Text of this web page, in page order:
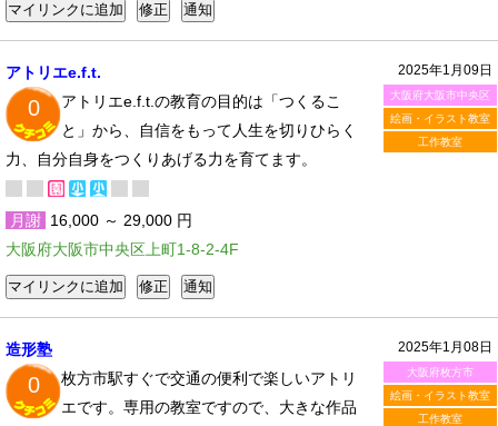
2025年1月09日
大阪府大阪市中央区
絵画・イラスト教室
工作教室
アトリエe.f.t.
0
アトリエe.f.t.の教育の目的は「つくるこ
と」から、自信をもって人生を切りひらく
力、自分自身をつくりあげる力を育てます。
月謝 16,000 ～ 29,000 円
大阪府大阪市中央区上町1-8-2-4F
2025年1月08日
大阪府枚方市
絵画・イラスト教室
工作教室
造形塾
0
枚方市駅すぐで交通の便利で楽しいアトリ
エです。専用の教室ですので、大きな作品